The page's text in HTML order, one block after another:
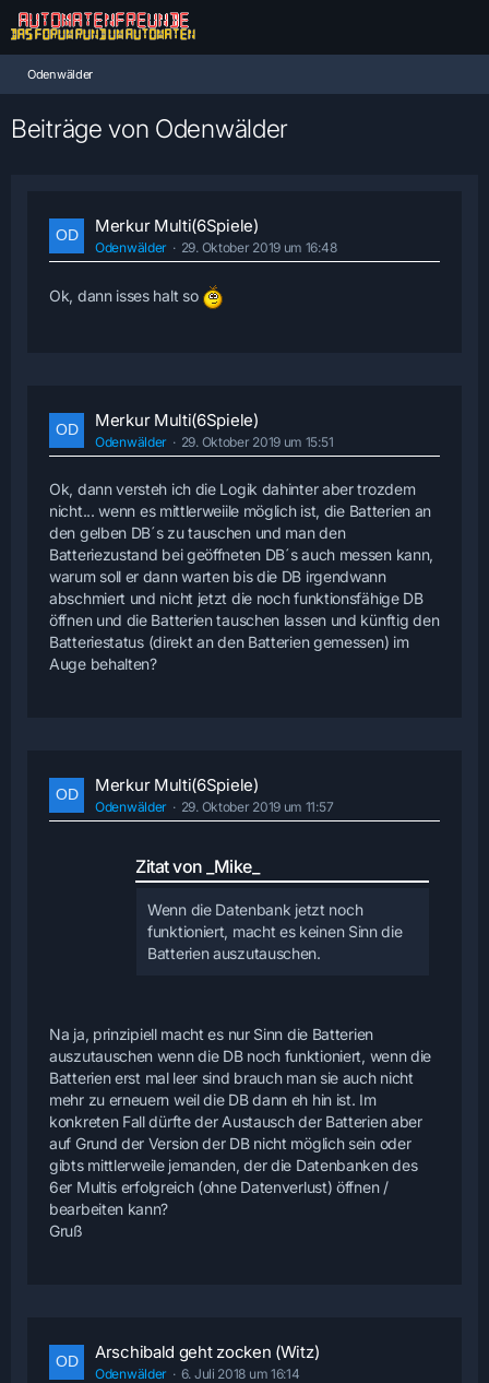
Odenwälder
Beiträge von Odenwälder
Merkur Multi(6Spiele)
Odenwälder 29. Oktober 2019 um 16:48
Ok, dann isses halt so
Merkur Multi(6Spiele)
Odenwälder 29. Oktober 2019 um 15:51
Ok, dann versteh ich die Logik dahinter aber trozdem
nicht... wenn es mittlerweiile möglich ist, die Batterien an
den gelben DB´s zu tauschen und man den
Batteriezustand bei geöffneten DB´s auch messen kann,
warum soll er dann warten bis die DB irgendwann
abschmiert und nicht jetzt die noch funktionsfähige DB
öffnen und die Batterien tauschen lassen und künftig den
Batteriestatus (direkt an den Batterien gemessen) im
Auge behalten?
Merkur Multi(6Spiele)
Odenwälder 29. Oktober 2019 um 11:57
Zitat von _Mike_
Wenn die Datenbank jetzt noch
funktioniert, macht es keinen Sinn die
Batterien auszutauschen.
Na ja, prinzipiell macht es nur Sinn die Batterien
auszutauschen wenn die DB noch funktioniert, wenn die
Batterien erst mal leer sind brauch man sie auch nicht
mehr zu erneuern weil die DB dann eh hin ist. Im
konkreten Fall dürfte der Austausch der Batterien aber
auf Grund der Version der DB nicht möglich sein oder
gibts mittlerweile jemanden, der die Datenbanken des
6er Multis erfolgreich (ohne Datenverlust) öffnen /
bearbeiten kann?
Gruß
Arschibald geht zocken (Witz)
Odenwälder 6. Juli 2018 um 16:14